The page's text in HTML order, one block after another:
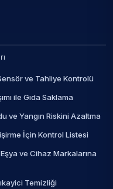
ve Tahliye Kontrolü
ile Gıda Saklama
ve Yangın Riskini Azaltma
İçin Kontrol Listesi
ve Cihaz Markalarına
Temizliği